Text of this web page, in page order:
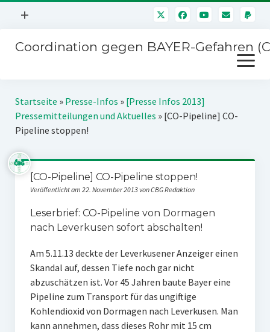
Menü
+
Mitmachen
Über uns
Kontakt
Impressum
Störfälle
Coordination gegen BAYER-Gefahren
Menü
öffnen
Kampagnen
Stichwort BAYER
Jahrestagung
Startseite » Presse-Infos » [Presse Infos 2013]
Pressemitteilungen und Aktuelles » [CO-Pipeline] CO-
Pipeline stoppen!
[CO-Pipeline] CO-Pipeline stoppen!
Veröffentlicht am 22. November 2013 von CBG Redaktion
Leserbrief: CO-Pipeline von Dormagen
nach Leverkusen sofort abschalten!
Am 5.11.13 deckte der Leverkusener Anzeiger einen
Skandal auf, dessen Tiefe noch gar nicht
abzuschätzen ist. Vor 45 Jahren baute Bayer eine
Pipeline zum Transport für das ungiftige
Kohlendioxid von Dormagen nach Leverkusen. Man
kann annehmen, dass dieses Rohr mit 15 cm